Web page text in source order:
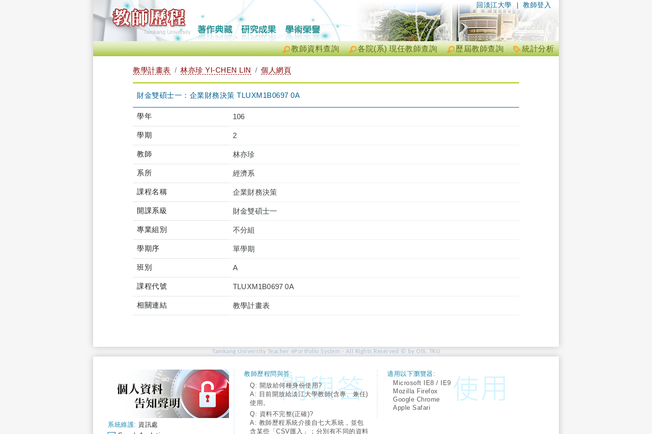
| 教師登入
回淡江大學
統計分析
歷屆教師查詢
各院(系) 現任教師查詢
教師資料查詢
教學計畫表 林亦珍 YI-CHEN LIN 個人網頁
財金雙碩士一：企業財務決策 TLUXM1B0697 0A
學年 106
學期 2
教師 林亦珍
系所 經濟系
課程名稱 企業財務決策
開課系級 財金雙碩士一
專業組別 不分組
學期序 單學期
班別 A
課程代號 TLUXM1B0697 0A
相關連結 教學計畫表
Tamkang University Teacher ePortfolio System - All Rights Reserved © by OIS, TKU
系統維護: 資訊處
教師歷程問與答:
Q: 開放給何種身份使用?
A: 目前開放給淡江大學教師(含專、兼任)
使用。
Q: 資料不完整(正確)?
A: 教師歷程系統介接自七大系統，並包
含某些「CSV匯入」；分別有不同的資料
適用以下瀏覽器:
Microsoft IE8 / IE9
Mozilla Firefox
Google Chrome
Apple Safari